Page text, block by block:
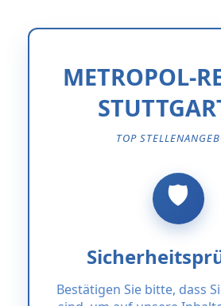
METROPOL-
TOP
Bestätigen Sie bitte, dass